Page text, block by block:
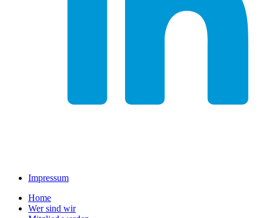
Impressum
Home
Wer sind wir